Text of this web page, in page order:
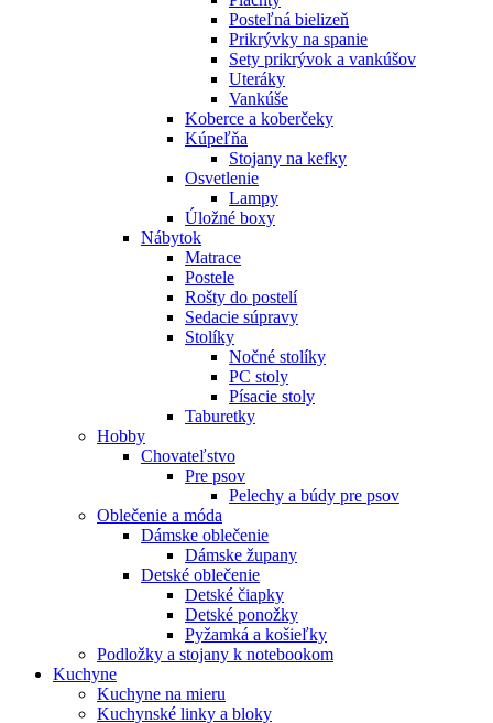
Posteľná bielizeň
Prikrývky na spanie
Sety prikrývok a vankúšov
Uteráky
Vankúše
Koberce a koberčeky
Kúpeľňa
Stojany na kefky
Osvetlenie
Lampy
Úložné boxy
Nábytok
Matrace
Postele
Rošty do postelí
Sedacie súpravy
Stolíky
Nočné stolíky
PC stoly
Písacie stoly
Taburetky
Hobby
Chovateľstvo
Pre psov
Pelechy a búdy pre psov
Oblečenie a móda
Dámske oblečenie
Dámske župany
Detské oblečenie
Detské čiapky
Detské ponožky
Pyžamká a košieľky
Podložky a stojany k notebookom
Kuchyne
Kuchyne na mieru
Kuchynské linky a bloky